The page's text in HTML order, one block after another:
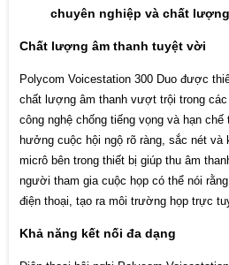
• Polycom
• Up to 7 ft.
microphone
• Dynamic
Regulatory
• NA UL/C-UL
• FCC part 68
• FCC part 15
• Canadian
• CE mark (R
• VCCI class B
• Operating
chuyên nghiệp và chất
Chất lượng âm thanh tuyệt vời
Polycom Voicestation 300 Duo được
chất lượng âm thanh vượt trội trong
công nghệ chống tiếng vọng và hạn
hưởng cuộc hội ngộ rõ ràng, sắc nét và
micrô bên trong thiết bị giúp thu âm
người tham gia cuộc họp có thể nói
điện thoại, tạo ra môi trường họp trực
Khả năng kết nối đa dạng